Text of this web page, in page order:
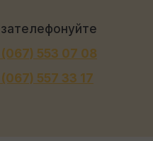
553 07 08
557 33 17